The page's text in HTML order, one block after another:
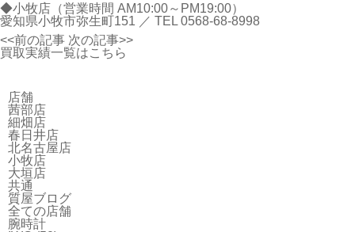
◆小牧店（営業時間 AM10:00～PM19:00）
愛知県小牧市弥生町151 ／ TEL 0568-68-8998
<<前の記事 次の記事>>
買取実績一覧はこちら
店舗
茜部店
細畑店
春日井店
北名古屋店
小牧店
大垣店
共通
質屋ブログ
全ての店舗
腕時計